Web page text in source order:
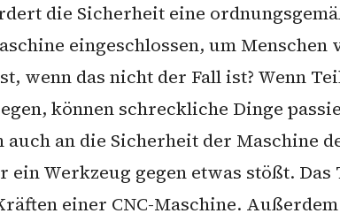
die Sicherheit eine
eingeschlossen, um
wenn das nicht der Fall ist? Wenn
können schreckliche Dinge
an die Sicherheit der Maschine
ein Werkzeug gegen etwas stößt.
einer CNC-Maschine.